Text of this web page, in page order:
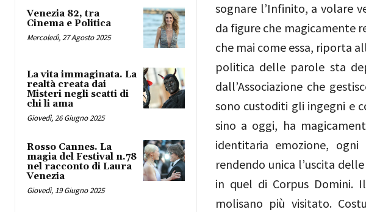
Venezia 82, tra
Cinema e Politica
Mercoledì, 27 Agosto 2025
La vita immaginata. La
realtà creata dai
Misteri negli scatti di
chi li ama
Giovedì, 26 Giugno 2025
Rosso Cannes. La
magia del Festival n.78
nel racconto di Laura
Venezia
Giovedì, 19 Giugno 2025
sognare l’Infinito, a volare
da figure che magicamente
che mai come essa, riporta
politica delle parole sta
dall’Associazione che
sono custoditi gli ingegni e
sino a oggi, ha
identitaria emozione,
rendendo unica l’uscita
in quel di Corpus Domini.
molisano più visitato.